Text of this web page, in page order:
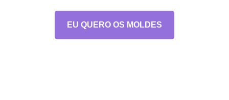
EU QUERO OS MOLDES